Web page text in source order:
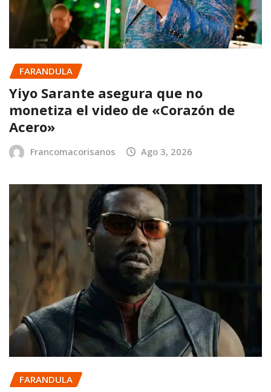
FARANDULA
Yiyo Sarante asegura que no
monetiza el video de «Corazón de
Acero»
Francomacorisanos Ago 3, 2026
FARANDULA